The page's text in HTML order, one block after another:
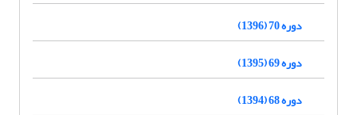
دوره 70 (1396)
دوره 69 (1395)
دوره 68 (1394)